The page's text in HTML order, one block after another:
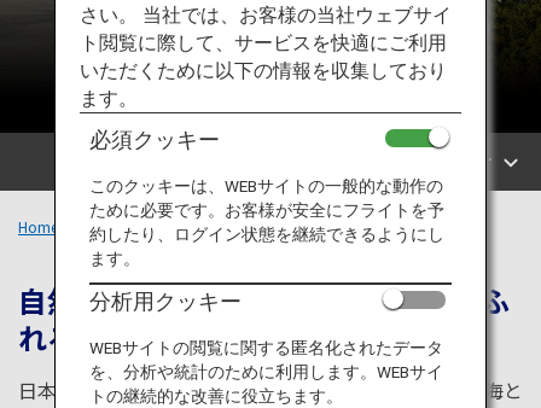
行き先
旅のお役立ち情報
ANA サービス
エリアで探す
Home 四国エリア
自然・食・アートと多彩な魅力にあふ
れる地域
日本列島を構成する主要4島の1つである、四国地方。海と
さい。 当社では、お客様の当社ウェブサイ
ト閲覧に際して、サービスを快適にご利用
いただくために以下の情報を収集しており
ます。
必須クッキー
このクッキーは、WEBサイトの一般的な動作の
ために必要です。お客様が安全にフライトを予
約したり、ログイン状態を継続できるようにし
ます。
分析用クッキー
WEBサイトの閲覧に関する匿名化されたデータ
を、分析や統計のために利用します。WEBサイ
トの継続的な改善に役立ちます。